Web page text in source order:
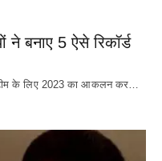
ने बनाए 5 ऐसे रिकॉर्ड
के लिए 2023 का आकलन कर…